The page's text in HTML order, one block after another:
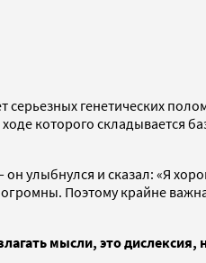
серьезных генетических
которого складывается
он улыбнулся и сказал: «Я
Поэтому крайне
мысли, это дислексия,